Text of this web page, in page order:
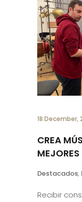
18 December,
CREA
MEJORES
Destacados,
Recibir